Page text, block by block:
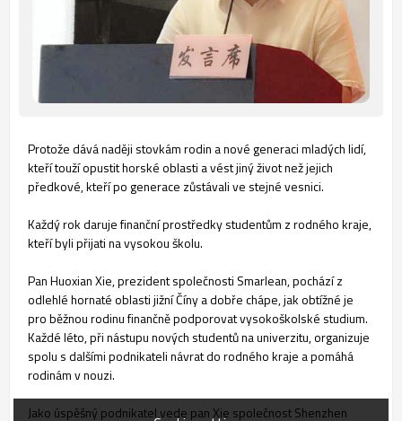
Protože dává naději stovkám rodin a nové generaci mladých lidí,
kteří touží opustit horské oblasti a vést jiný život než jejich
předkové, kteří po generace zůstávali ve stejné vesnici.
Každý rok daruje finanční prostředky studentům z rodného kraje,
kteří byli přijati na vysokou školu.
Pan Huoxian Xie, prezident společnosti Smarlean, pochází z
odlehlé hornaté oblasti jižní Číny a dobře chápe, jak obtížné je
pro běžnou rodinu finančně podporovat vysokoškolské studium.
Každé léto, při nástupu nových studentů na univerzitu, organizuje
spolu s dalšími podnikateli návrat do rodného kraje a pomáhá
rodinám v nouzi.
Jako úspěšný podnikatel vede pan Xie společnost Shenzhen